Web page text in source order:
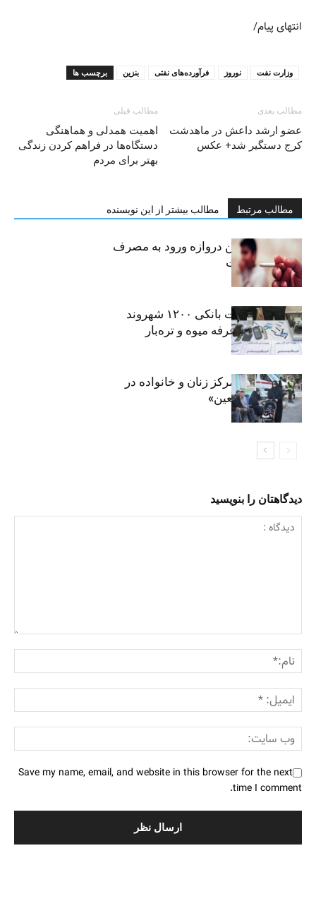
انتهای پیام/
برچسب ها بنزین فرآورده‌های نفتی نوروز وزارت نفت
مطالب قبلی
اهمیت همدلی و هماهنگی
دستگاه‌ها در فراهم کردن زندگی
بهتر برای مردم
مطالب بعدی
عضو ارشد داعش در ماهدشت
کرج دستگیر شد+ عکس
مطالب مرتبط مطالب بیشتر از این نویسنده
سیگار، مهمترین دروازه ورود به مصرف
موادمخدر است
افشای اطلاعات بانکی ۱۲۰۰ شهروند
تهرانی در یک غرفه میوه و تره‌بار
روایت حضور مرکز زنان و خانواده در
«جاماندگان اربعین»
دیدگاهتان را بنویسید
Save my name, email, and website in this browser for the next
time I comment.